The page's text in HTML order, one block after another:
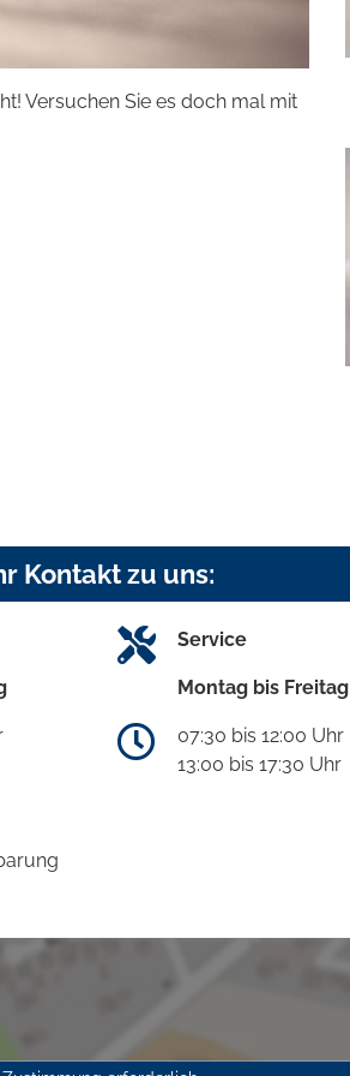
Versuchen Sie es doch mal mit
Kontakt zu uns:
Service
Montag bis Freitag
07:30 bis 12:00 Uhr
13:00 bis 17:30 Uhr